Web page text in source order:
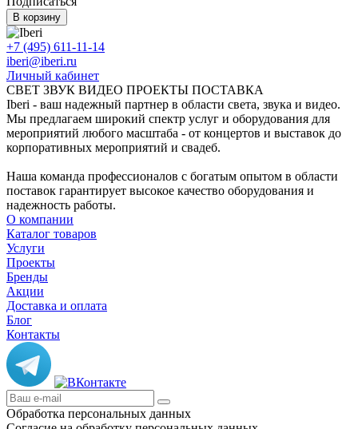
В корзину
+7 (495) 611-11-14
iberi@iberi.ru
Личный кабинет
СВЕТ ЗВУК ВИДЕО ПРОЕКТЫ ПОСТАВКА
Iberi - ваш надежный партнер в области света, звука и видео.
Мы предлагаем широкий спектр услуг и оборудования для
мероприятий любого масштаба - от концертов и выставок до
корпоративных мероприятий и свадеб.
Наша команда профессионалов с богатым опытом в области
поставок гарантирует высокое качество оборудования и
надежность работы.
О компании
Каталог товаров
Услуги
Проекты
Бренды
Акции
Доставка и оплата
Блог
Контакты
Обработка персональных данных